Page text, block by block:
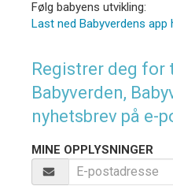
Følg babyens utvikling:
Last ned Babyverdens app
Registrer deg for
Babyverden,
nyhetsbrev på e-
MINE OPPLYSNINGER